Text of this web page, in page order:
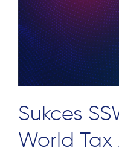
Sukces
World Tax